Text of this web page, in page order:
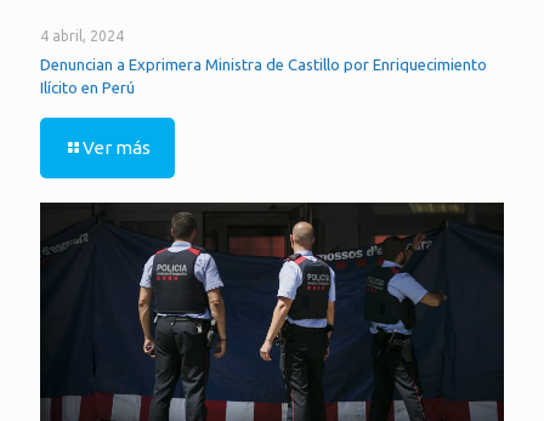
4 abril, 2024
Denuncian a Exprimera Ministra de Castillo por Enriquecimiento
Ilícito en Perú
Ver más